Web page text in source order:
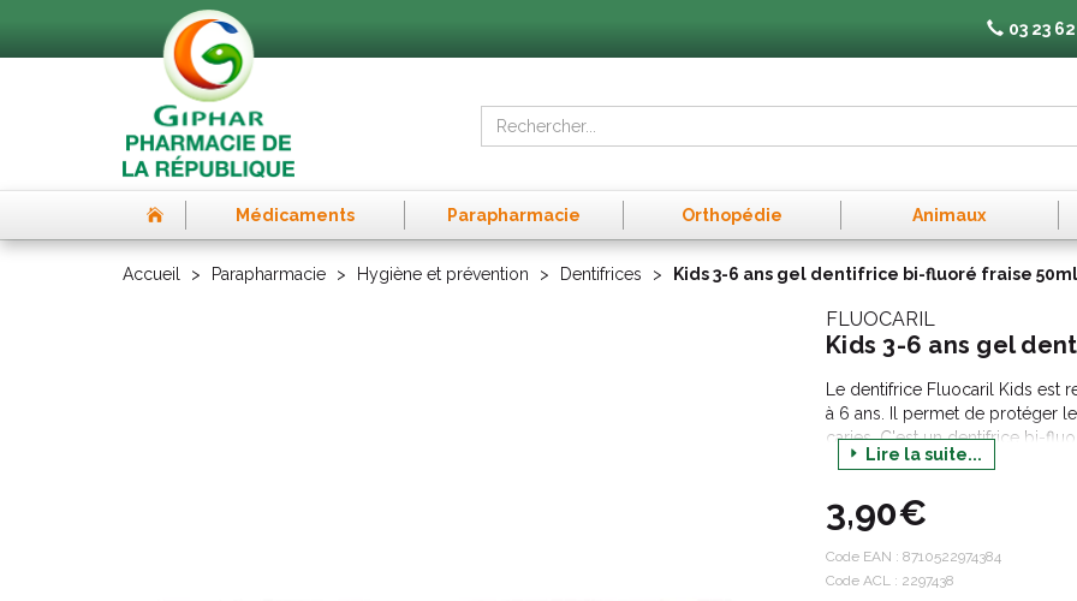
03 23
Médicaments Parapharmacie Orthopédie Animaux
Accueil Parapharmacie Hygiène et prévention Dentifrices Kids 3-6 ans gel dentifrice bi-fluoré fraise 50ml
FLUOCARIL
Kids 3-6 ans gel
Le dentifrice Fluocaril Kids est
à 6 ans. Il permet de protéger
caries. C'est un dentifrice bi-
formule est douce pour les
Lire la suite...
3,90€
Code EAN : 8710522974384
Code ACL : 2297438